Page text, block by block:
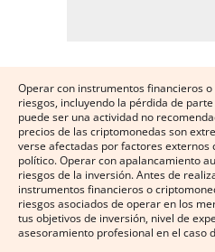
Operar con instrumentos financieros
riesgos, incluyendo la pérdida de
puede ser una actividad no
precios de las criptomonedas son
verse afectadas por factores externos
político. Operar con apalancamiento
riesgos de la inversión. Antes de
instrumentos financieros o
riesgos asociados de operar en los
tus objetivos de inversión, nivel de
asesoramiento profesional en el caso